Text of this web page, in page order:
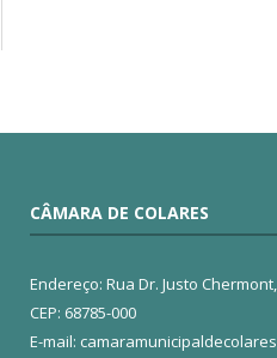
CÂMARA DE COLARES
Endereço: Rua Dr. Justo
CEP: 68785-000
E-mail: